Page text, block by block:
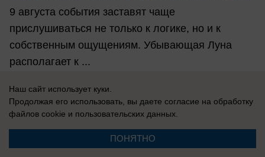
9 августа события заставят чаще
прислушиваться не только к логике, но и к
собственным ощущениям. Убывающая Луна
располагает к ...
Наш сайт использует куки.
Продолжая его использовать, вы даете согласие на обработку
файлов cookie и пользовательских данных.
ПОНЯТНО